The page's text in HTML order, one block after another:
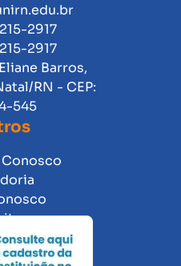
2917
2917
Barros,
RN - CEP:
545